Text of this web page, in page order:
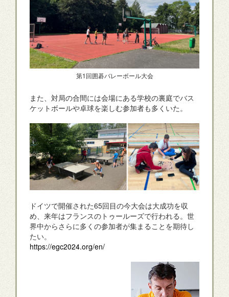
第1回囲碁バレーボール大会
また、対局の合間には会場にある学校の裏庭でバス
ケットボールや卓球を楽しむ参加者も多くいた。
ドイツで開催された65回目の今大会は大成功を収
め、来年はフランスのトゥールーズで行われる。世
界中からさらに多くの参加者が集まることを期待し
たい。
https://egc2024.org/en/